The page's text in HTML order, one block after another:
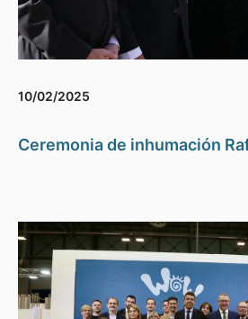
10/02/2025
Ceremonia de inhumación